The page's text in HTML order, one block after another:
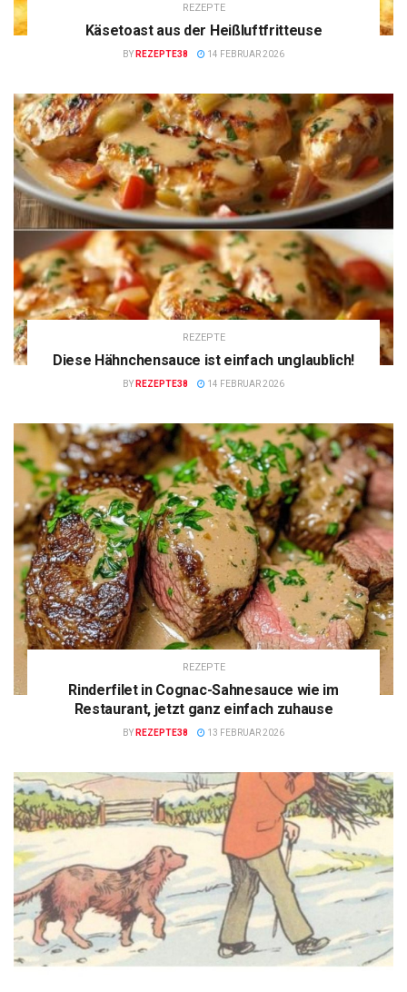
REZEPTE
Käsetoast aus der Heißluftfritteuse
BY REZEPTE38 14 FEBRUAR 2026
REZEPTE
Diese Hähnchensauce ist einfach unglaublich!
BY REZEPTE38 14 FEBRUAR 2026
REZEPTE
Rinderfilet in Cognac-Sahnesauce wie im
Restaurant, jetzt ganz einfach zuhause
BY REZEPTE38 13 FEBRUAR 2026